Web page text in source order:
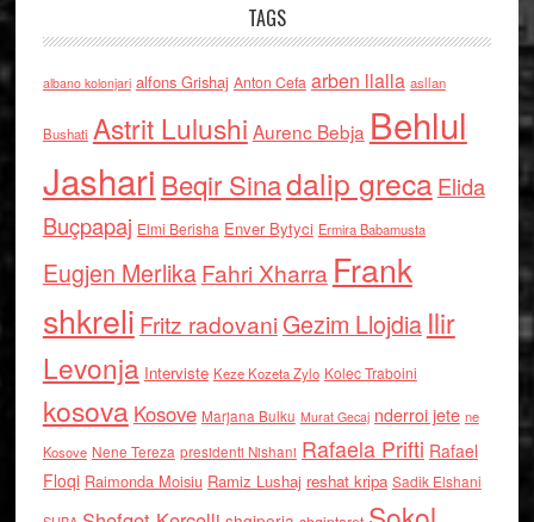
TAGS
albano kolonjari alfons Grishaj Anton Cefa arben llalla asllan
Bushati Astrit Lulushi Aurenc Bebja Behlul
Jashari Beqir Sinadalip grecaElida
Buçpapaj Elmi Berisha Enver Bytyci Ermira Babamusta
Eugjen MerlikaFahri Xharra Frank
shkreli Fritz radovaniGezim Llojdia Ilir
Levonja Interviste Keze Kozeta Zylo Kolec Traboini
kosova Kosove Marjana Bulku Murat Gecaj nderroi jete ne
Kosove Nene Tereza presidenti Nishani Rafaela Prifti Rafael
Floqi Raimonda Moisiu Ramiz Lushaj reshat kripa Sadik Elshani